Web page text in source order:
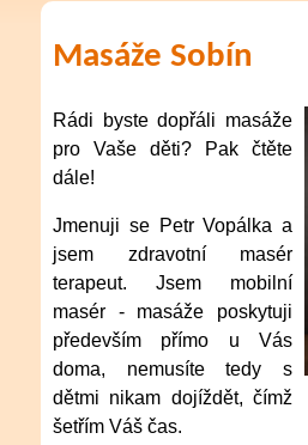
Masáže Sobín
Rádi byste dopřáli masáže
pro Vaše děti? Pak čtěte
dále!
Jmenuji se Petr Vopálka a
jsem zdravotní masér
terapeut. Jsem mobilní
masér - masáže poskytuji
především přímo u Vás
doma, nemusíte tedy s
dětmi nikam dojíždět, čímž
šetřím Váš čas.